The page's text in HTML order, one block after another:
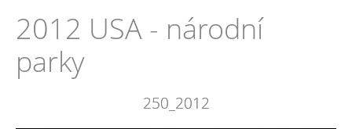
2012 USA - národní
parky
250_2012